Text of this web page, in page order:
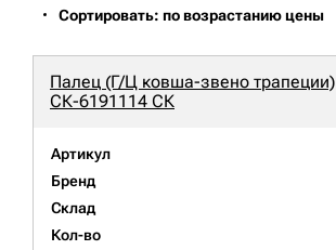
Сортировать: по возрастанию цены
Палец (Г/Ц ковша-звено трапеции)
СК-6191114 СК
Артикул
Бренд
Склад
Кол-во